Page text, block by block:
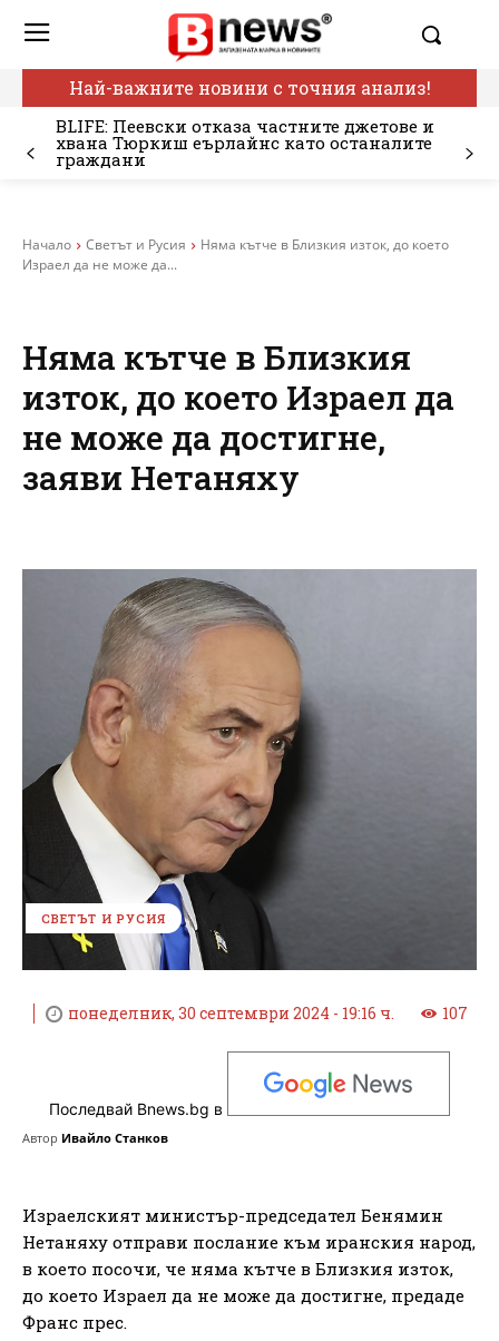
Най-важните новини с точния анализ!
BLIFE: Пеевски отказа частните джетове и
хвана Тюркиш еърлайнс като останалите
граждани
Начало Светът и Русия
Няма кътче в Близкия изток, до което
Израел да не може да...
Няма кътче в Близкия
изток, до което Израел да
не може да достигне,
заяви Нетаняху
СВЕТЪТ И РУСИЯ
понеделник, 30 септември 2024 - 19:16 ч. 107
Последвай Bnews.bg в
Автор Ивайло Станков
Израелският министър-председател Бенямин
Нетаняху отправи послание към иранския народ,
в което посочи, че няма кътче в Близкия изток,
до което Израел да не може да достигне, предаде
Франс прес.